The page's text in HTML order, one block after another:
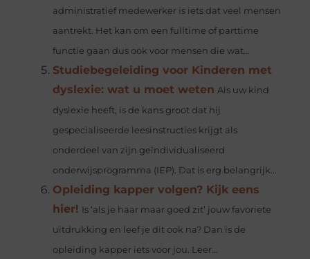
administratief medewerker is iets dat veel mensen
aantrekt. Het kan om een fulltime of parttime
functie gaan dus ook voor mensen die wat...
Studiebegeleiding voor Kinderen met
dyslexie: wat u moet weten Als uw kind
dyslexie heeft, is de kans groot dat hij
gespecialiseerde leesinstructies krijgt als
onderdeel van zijn geïndividualiseerd
onderwijsprogramma (IEP). Dat is erg belangrijk...
Opleiding kapper volgen? Kijk eens
hier! Is ‘als je haar maar goed zit’ jouw favoriete
uitdrukking en leef je dit ook na? Dan is de
opleiding kapper iets voor jou. Leer...